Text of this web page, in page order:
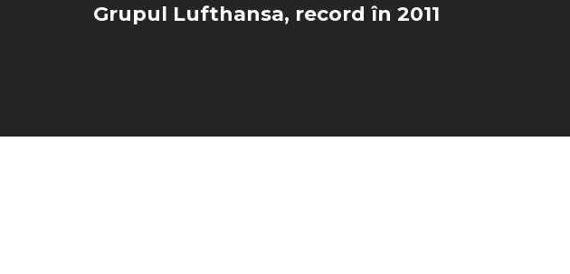
Grupul Lufthansa, record în 2011